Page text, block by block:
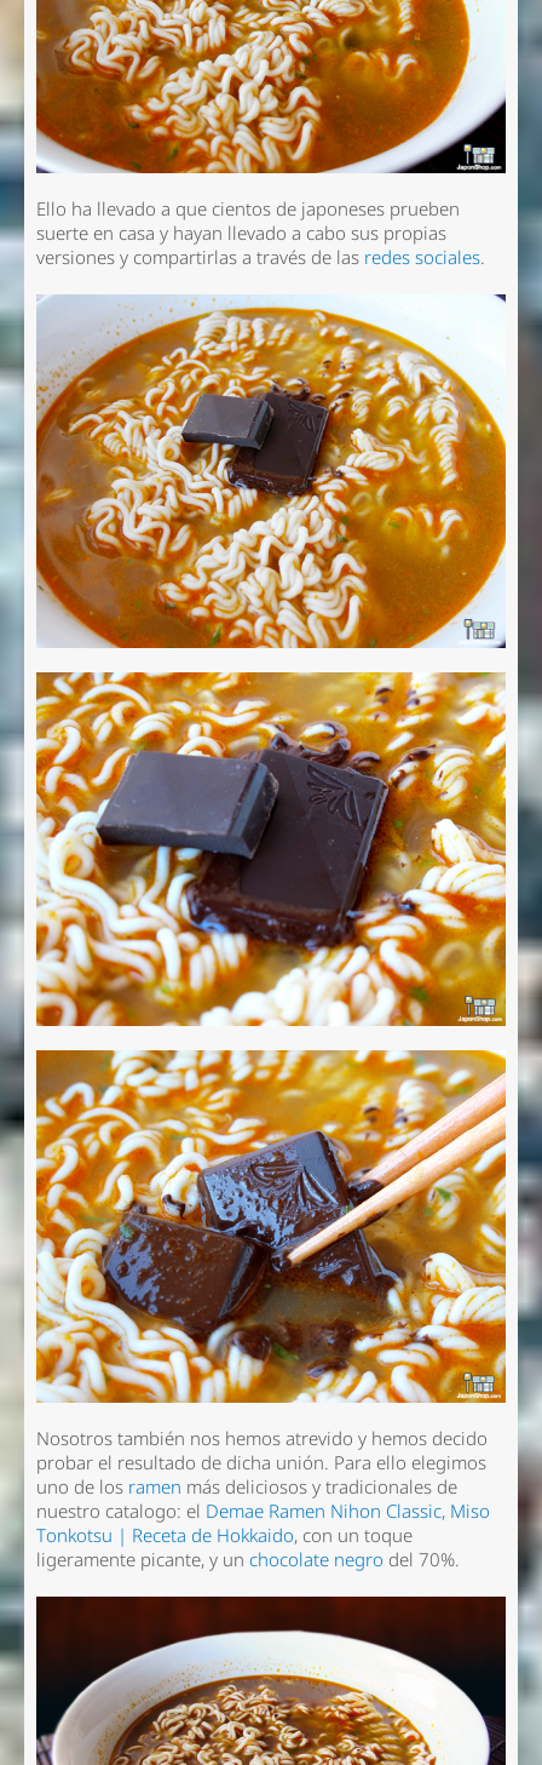
Ello ha llevado a que cientos de japoneses prueben
suerte en casa y hayan llevado a cabo sus propias
versiones y compartirlas a través de las redes sociales.
Nosotros también nos hemos atrevido y hemos decido
probar el resultado de dicha unión. Para ello elegimos
uno de los ramen más deliciosos y tradicionales de
nuestro catalogo: el Demae Ramen Nihon Classic, Miso
Tonkotsu | Receta de Hokkaido, con un toque
ligeramente picante, y un chocolate negro del 70%.